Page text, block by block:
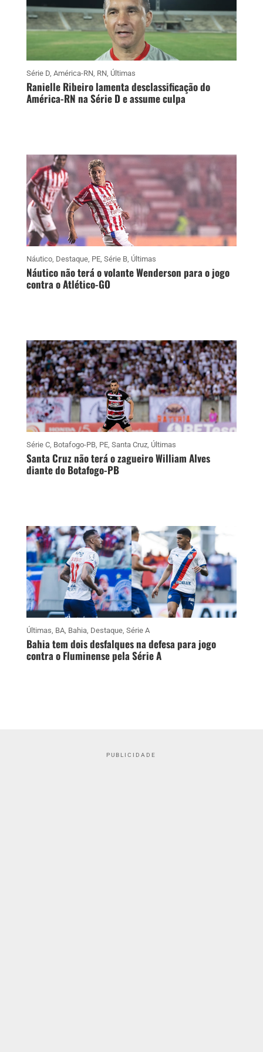
Série D, América-RN, RN, Últimas
Ranielle Ribeiro lamenta desclassificação do
América-RN na Série D e assume culpa
Náutico, Destaque, PE, Série B, Últimas
Náutico não terá o volante Wenderson para o jogo
contra o Atlético-GO
Série C, Botafogo-PB, PE, Santa Cruz, Últimas
Santa Cruz não terá o zagueiro William Alves
diante do Botafogo-PB
Últimas, BA, Bahia, Destaque, Série A
Bahia tem dois desfalques na defesa para jogo
contra o Fluminense pela Série A
PUBLICIDADE